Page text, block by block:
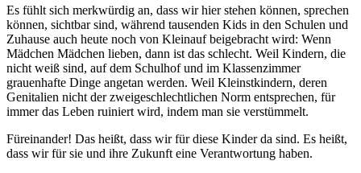
Es fühlt sich merkwürdig an, dass wir hier stehen können, sprechen
können, sichtbar sind, während tausenden Kids in den Schulen und
Zuhause auch heute noch von Kleinauf beigebracht wird: Wenn
Mädchen Mädchen lieben, dann ist das schlecht. Weil Kindern, die
nicht weiß sind, auf dem Schulhof und im Klassenzimmer
grauenhafte Dinge angetan werden. Weil Kleinstkindern, deren
Genitalien nicht der zweigeschlechtlichen Norm entsprechen, für
immer das Leben ruiniert wird, indem man sie verstümmelt.
Füreinander! Das heißt, dass wir für diese Kinder da sind. Es heißt,
dass wir für sie und ihre Zukunft eine Verantwortung haben.